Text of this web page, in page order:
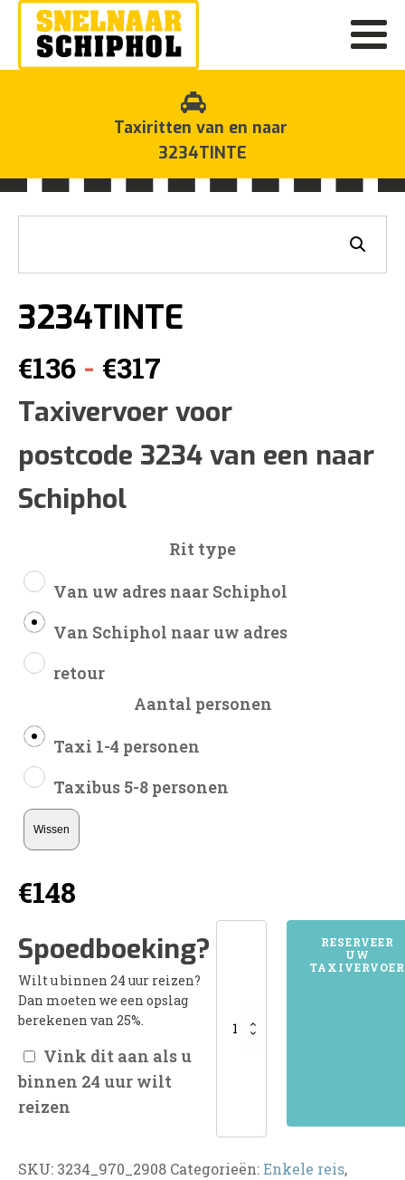
Taxiritten van en naar
3234TINTE
3234TINTE
€136 - €317
€136
tot
Taxivervoer voor
postcode 3234 van een naar
Schiphol
Rit type
Van uw adres naar Schiphol
Van Schiphol naar uw adres
retour
Aantal personen
Taxi 1-4 personen
Taxibus 5-8 personen
Wissen
€148
Spoedboeking?
Wilt u binnen 24 uur reizen?
Dan moeten we een opslag
berekenen van 25%.
Vink dit aan als u
binnen 24 uur wilt
reizen
RESERVEER
UW
TAXIVERVOER
SKU: 3234_970_2908 Categorieën:Enkele reis,